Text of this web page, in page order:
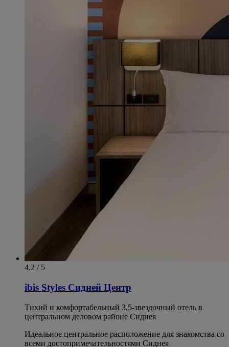
4.2 / 5
ibis Styles Сидней Центр
Тихий и комфортабельный 3,5-звездочный отель в
центральном деловом районе Сиднея
Идеальное центральное расположение для знакомства со
всеми достопримечательностями Сиднея